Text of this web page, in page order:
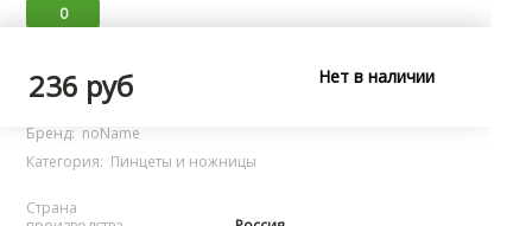
0
Характеристики
Бренд: noName
Категория: Пинцеты и ножницы
Страна
236 руб Нет в наличии